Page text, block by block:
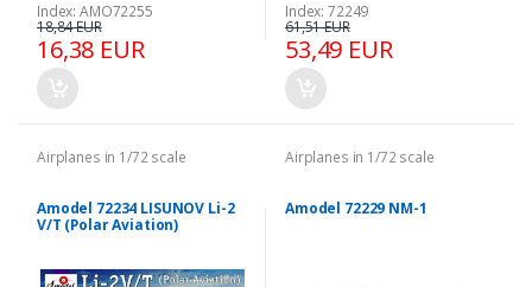
Index: AMO72255
16,38 EUR
18,84 EUR
Index: 72249
53,49 EUR
61,51 EUR
Airplanes in 1/72 scale
Amodel 72234 LISUNOV Li-2
V/T (Polar Aviation)
Airplanes in 1/72 scale
Amodel 72229 NM-1